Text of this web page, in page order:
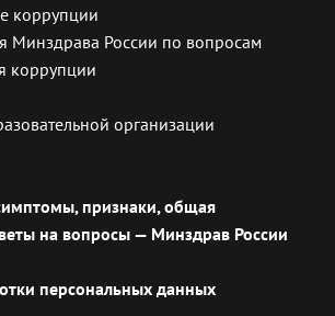
коррупции
Минздрава России по вопросам
коррупции
организации
признаки, общая
на вопросы — Минздрав России
персональных данных